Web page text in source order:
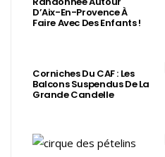
D’Aix-En-Provence À
Faire Avec Des Enfants !
Corniches Du CAF : Les
Balcons Suspendus De La
Grande Candelle